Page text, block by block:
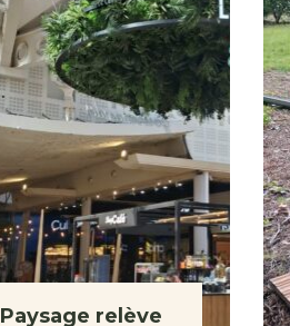
relève